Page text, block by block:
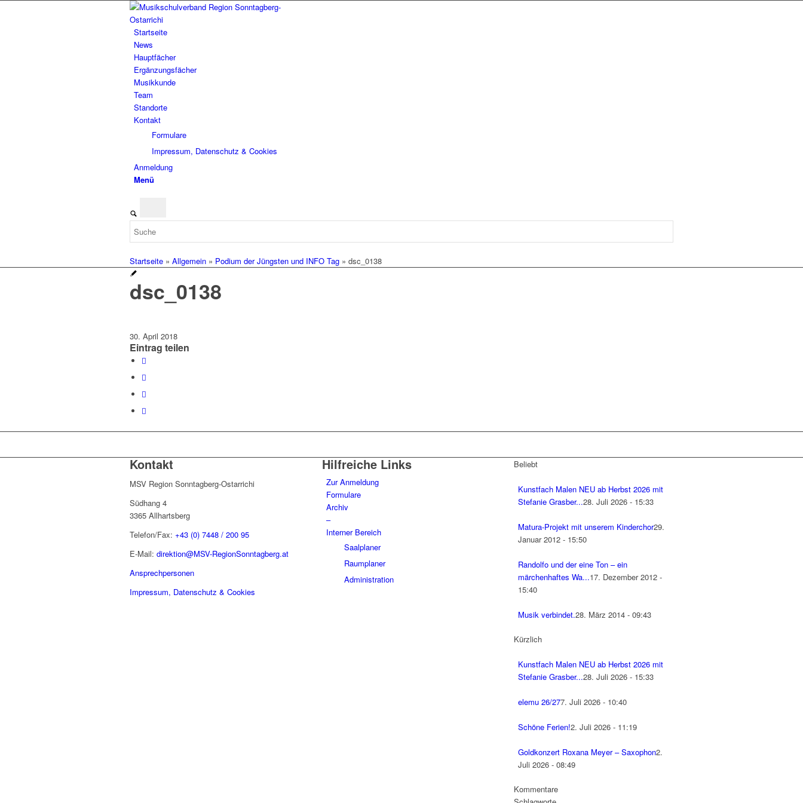
Startseite
News
Hauptfächer
Ergänzungsfächer
Musikkunde
Team
Standorte
Kontakt
Formulare
Impressum, Datenschutz & Cookies
Anmeldung
Menü
Startseite » Allgemein » Podium der Jüngsten und INFO Tag » dsc_0138
dsc_0138
30. April 2018
Eintrag teilen
Kontakt
MSV Region Sonntagberg-Ostarrichi
Südhang 4
3365 Allhartsberg
Telefon/Fax: +43 (0) 7448 / 200 95
E-Mail: direktion@MSV-RegionSonntagberg.at
Ansprechpersonen
Impressum, Datenschutz & Cookies
Hilfreiche Links
Zur Anmeldung
Formulare
Archiv
–
Interner Bereich
Saalplaner
Raumplaner
Administration
Beliebt
Kunstfach Malen NEU ab Herbst 2026 mit
Stefanie Grasber...28. Juli 2026 - 15:33
Matura-Projekt mit unserem Kinderchor29.
Januar 2012 - 15:50
Randolfo und der eine Ton – ein
märchenhaftes Wa...17. Dezember 2012 -
15:40
Musik verbindet.28. März 2014 - 09:43
Kürzlich
Kunstfach Malen NEU ab Herbst 2026 mit
Stefanie Grasber...28. Juli 2026 - 15:33
elemu 26/277. Juli 2026 - 10:40
Schöne Ferien!2. Juli 2026 - 11:19
Goldkonzert Roxana Meyer – Saxophon2.
Juli 2026 - 08:49
Kommentare